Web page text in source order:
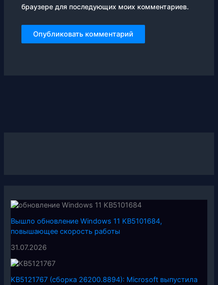
браузере для последующих моих комментариев.
Вышло обновление Windows 11 KB5101684,
повышающее скорость работы
31.07.2026
KB5121767 (сборка 26200.8894): Microsoft выпустила